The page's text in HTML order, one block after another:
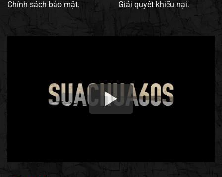
Chính sách bảo mật. Giải quyết khiếu nại.